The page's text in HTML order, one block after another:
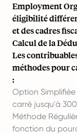
Employment
éligibilité
et des cadres
Calcul de la
Les
méthodes pour
:
Option
carré jusqu'à
Méthode
fonction du